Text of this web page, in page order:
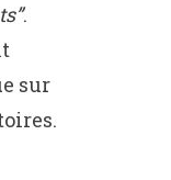
.
sur